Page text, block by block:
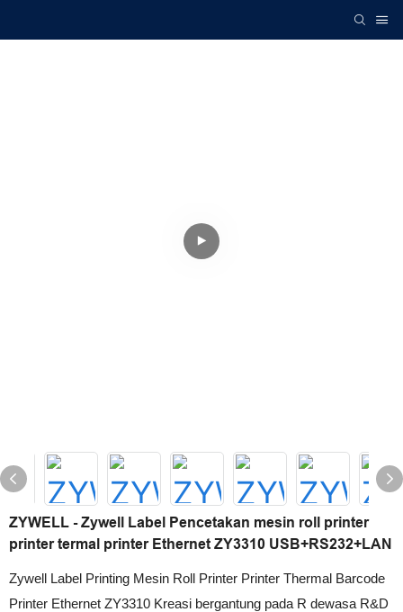
ZYWELL - Zywell Label Pencetakan mesin roll printer
printer termal printer Ethernet ZY3310 USB+RS232+LAN
Zywell Label Printing Mesin Roll Printer Printer Thermal Barcode
Printer Ethernet ZY3310 Kreasi bergantung pada R dewasa R&D